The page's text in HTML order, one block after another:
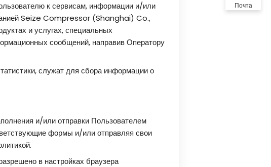
Почта
к сервисам, информации и/или
Seize Compressor (Shanghai) Co.,
и услугах, специальных
сообщений, направив Оператору
служат для сбора информации о
и/или отправки Пользователем
формы и/или отправляя свои
в настройках браузера